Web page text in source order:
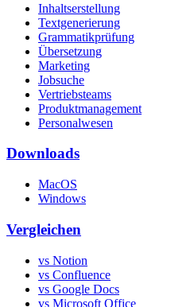
Inhaltserstellung
Textgenerierung
Grammatikprüfung
Übersetzung
Marketing
Jobsuche
Vertriebsteams
Produktmanagement
Personalwesen
Downloads
MacOS
Windows
Vergleichen
vs Notion
vs Confluence
vs Google Docs
vs Microsoft Office